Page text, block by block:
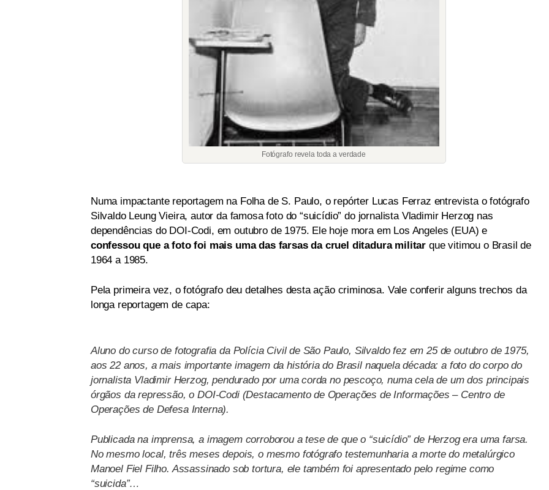
Fotógrafo revela toda a verdade
Numa impactante reportagem na Folha de S. Paulo, o repórter Lucas Ferraz entrevista o fotógrafo
Silvaldo Leung Vieira, autor da famosa foto do “suicídio” do jornalista Vladimir Herzog nas
dependências do DOI-Codi, em outubro de 1975. Ele hoje mora em Los Angeles (EUA) e
confessou que a foto foi mais uma das farsas da cruel ditadura militar que vitimou o Brasil de
1964 a 1985.
Pela primeira vez, o fotógrafo deu detalhes desta ação criminosa. Vale conferir alguns trechos da
longa reportagem de capa:
Aluno do curso de fotografia da Polícia Civil de São Paulo, Silvaldo fez em 25 de outubro de 1975,
aos 22 anos, a mais importante imagem da história do Brasil naquela década: a foto do corpo do
jornalista Vladimir Herzog, pendurado por uma corda no pescoço, numa cela de um dos principais
órgãos da repressão, o DOI-Codi (Destacamento de Operações de Informações – Centro de
Operações de Defesa Interna).
Publicada na imprensa, a imagem corroborou a tese de que o “suicídio” de Herzog era uma farsa.
No mesmo local, três meses depois, o mesmo fotógrafo testemunharia a morte do metalúrgico
Manoel Fiel Filho. Assassinado sob tortura, ele também foi apresentado pelo regime como
“suicida”…